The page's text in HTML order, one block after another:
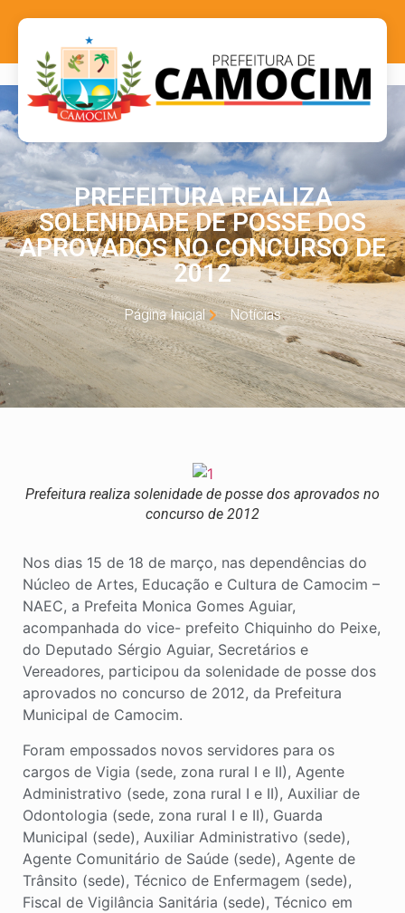
PREFEITURA REALIZA
SOLENIDADE DE POSSE DOS
APROVADOS NO CONCURSO DE
2012
Página Inicial Notícias
Prefeitura realiza solenidade de posse dos aprovados no
concurso de 2012
Nos dias 15 de 18 de março, nas dependências do
Núcleo de Artes, Educação e Cultura de Camocim –
NAEC, a Prefeita Monica Gomes Aguiar,
acompanhada do vice- prefeito Chiquinho do Peixe,
do Deputado Sérgio Aguiar, Secretários e
Vereadores, participou da solenidade de posse dos
aprovados no concurso de 2012, da Prefeitura
Municipal de Camocim.
Foram empossados novos servidores para os
cargos de Vigia (sede, zona rural I e II), Agente
Administrativo (sede, zona rural I e II), Auxiliar de
Odontologia (sede, zona rural I e II), Guarda
Municipal (sede), Auxiliar Administrativo (sede),
Agente Comunitário de Saúde (sede), Agente de
Trânsito (sede), Técnico de Enfermagem (sede),
Fiscal de Vigilância Sanitária (sede), Técnico em